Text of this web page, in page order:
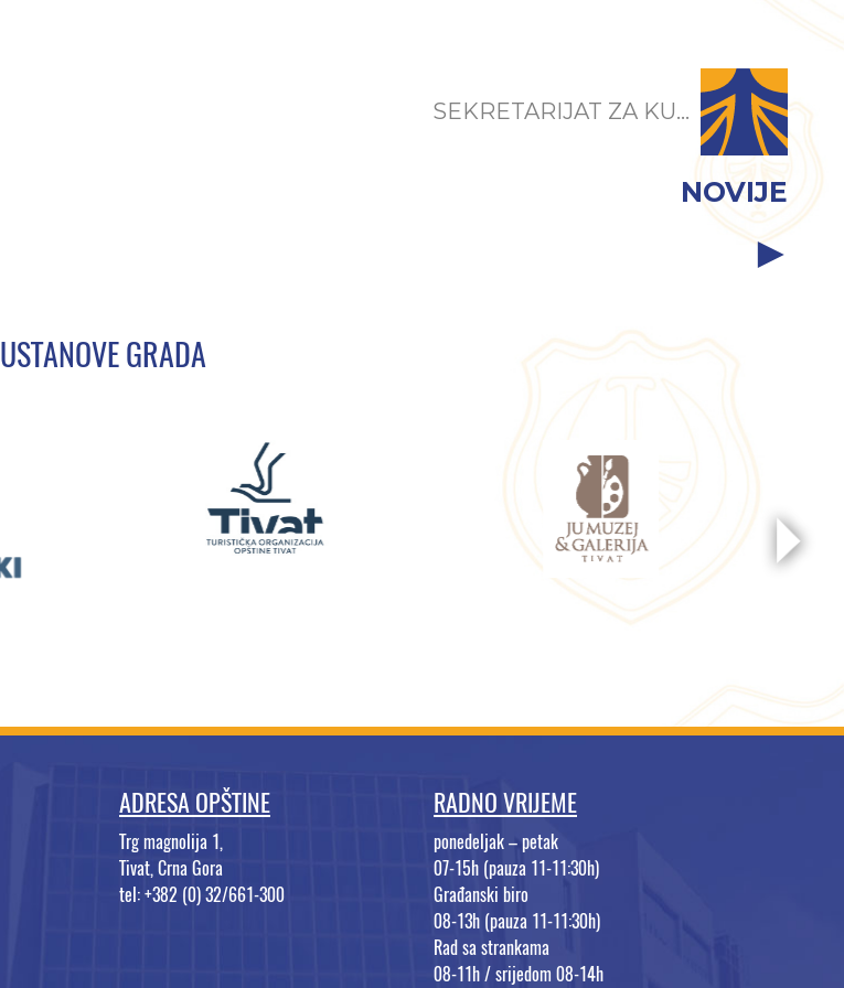
SEKRETARIJAT ZA KU...
NOVIJE
USTANOVE GRADA
ADRESA OPŠTINE
Trg magnolija 1,
Tivat, Crna Gora
tel: +382 (0) 32/661-300
RADNO VRIJEME
ponedeljak – petak
07-15h (pauza 11-11:30h)
Građanski biro
08-13h (pauza 11-11:30h)
Rad sa strankama
08-11h / srijedom 08-14h